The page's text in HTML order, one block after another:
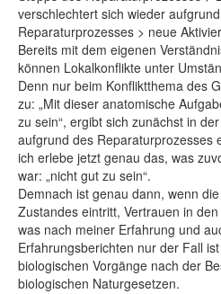
verschlechtert sich wieder
Reparaturprozesses > neue
Bereits mit dem eigenen
können Lokalkonflikte unter
Denn nur beim Konfliktthema des
zu: „Mit dieser anatomische
zu sein“, ergibt sich zunächst in
aufgrund des Reparaturprozesses
ich erlebe jetzt genau das, was
war: „nicht gut zu sein“.
Demnach ist genau dann, wenn
Zustandes eintritt, Vertrauen in
was nach meiner Erfahrung und
Erfahrungsberichten nur der Fall
biologischen Vorgänge nach der
biologischen Naturgesetzen.